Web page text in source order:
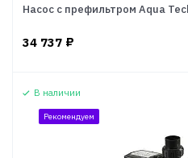
Насос с префильтром Aqua
34 737 ₽
В наличии
Рекомендуем